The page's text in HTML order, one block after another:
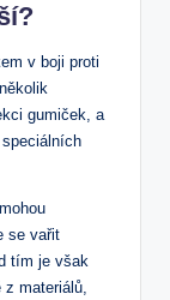
v boji proti
gumiček, a
se vařit
tím je však
materiálů,